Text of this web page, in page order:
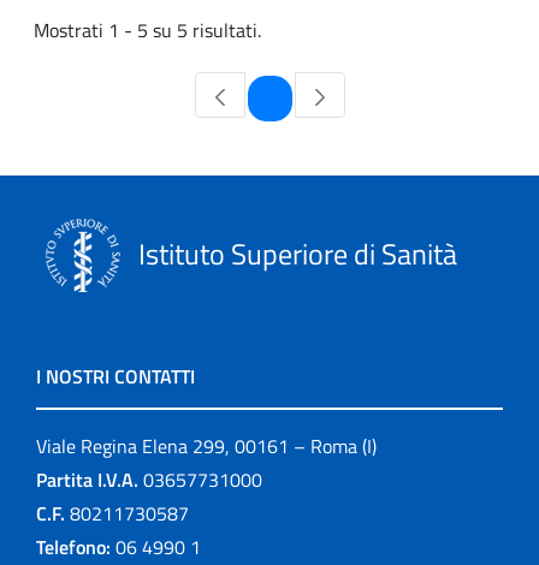
Mostrati 1 - 5 su 5 risultati.
Pagina
Istituto Superiore di Sanità
I NOSTRI CONTATTI
Viale Regina Elena 299, 00161 – Roma (I)
Partita I.V.A. 03657731000
C.F. 80211730587
Telefono: 06 4990 1